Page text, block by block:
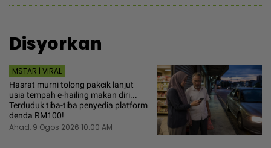
Disyorkan
MSTAR | VIRAL
Hasrat murni tolong pakcik lanjut
usia tempah e-hailing makan diri...
Terduduk tiba-tiba penyedia platform
denda RM100!
Ahad, 9 Ogos 2026 10:00 AM